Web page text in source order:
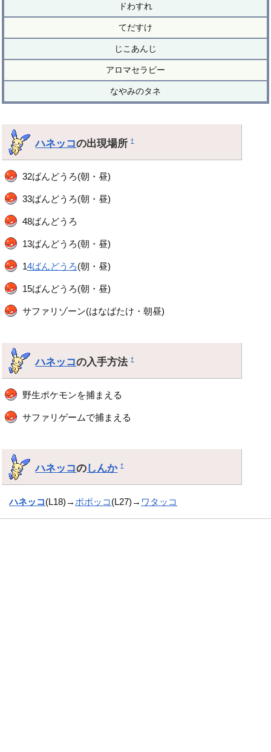
ドわすれ
てだすけ
じこあんじ
アロマセラピー
なやみのタネ
ハネッコの出現場所†
32ばんどうろ(朝・昼)
33ばんどうろ(朝・昼)
48ばんどうろ
13ばんどうろ(朝・昼)
14ばんどうろ(朝・昼)
15ばんどうろ(朝・昼)
サファリゾーン(はなばたけ・朝昼)
ハネッコの入手方法†
野生ポケモンを捕まえる
サファリゲームで捕まえる
ハネッコのしんか †
ハネッコ(L18)→ ポポッコ (L27)→ ワタッコ